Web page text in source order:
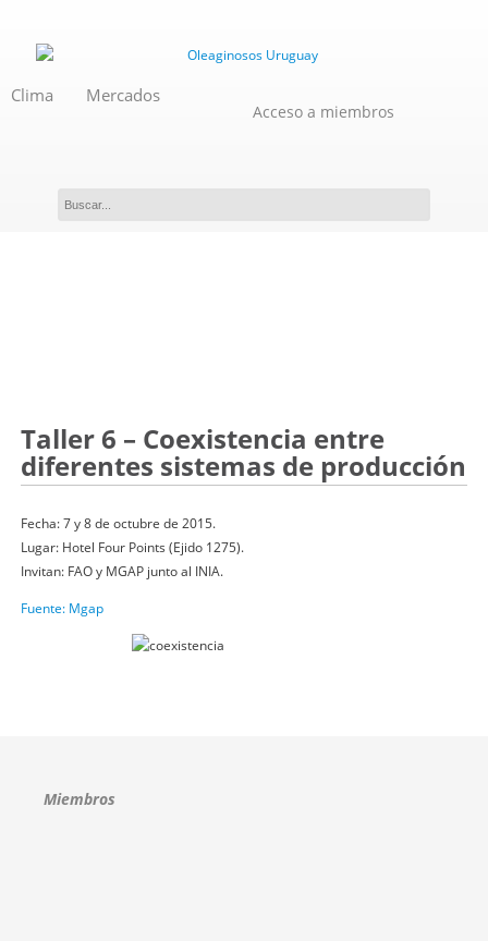
Clima Mercados
Acceso a miembros
Taller 6 – Coexistencia entre
diferentes sistemas de producción
Fecha: 7 y 8 de octubre de 2015.
Lugar: Hotel Four Points (Ejido 1275).
Invitan: FAO y MGAP junto al INIA.
Fuente: Mgap
Miembros